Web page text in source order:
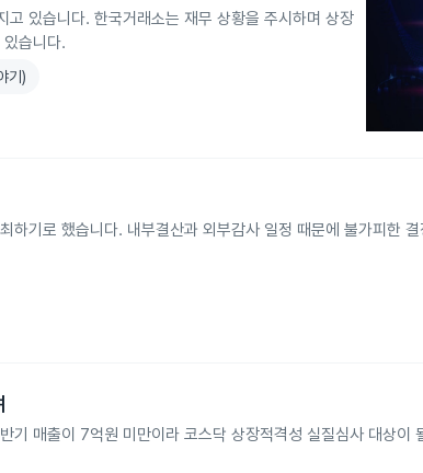
있습니다. 한국거래소는 재무 상황을 주시하며 상장
습니다.
기)
기로 했습니다. 내부결산과 외부감사 일정 때문에 불가피한 결
매출이 7억원 미만이라 코스닥 상장적격성 실질심사 대상이